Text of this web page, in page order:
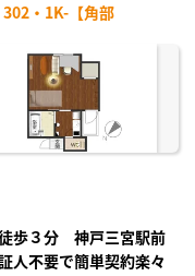
・1K-【角部
徒歩３分 神戸三宮駅前
人不要で簡単契約楽々